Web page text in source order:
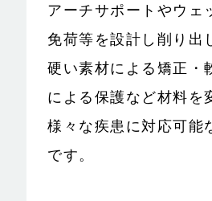
アーチサポートやウェ
免荷等を設計し削り出
硬い素材による矯正・
による保護など材料を
様々な疾患に対応可能
です。